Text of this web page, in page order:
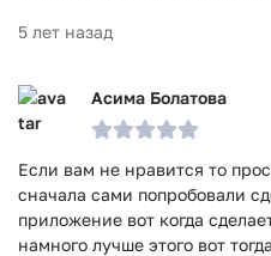
5 лет назад
Асима Болатова
Если вам не нравится то
сначала сами попробовали
приложение вот когда
намного лучше этого вот